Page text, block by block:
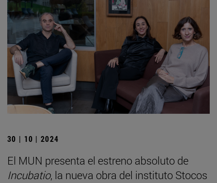
30 | 10 | 2024
El MUN presenta el estreno absoluto de
Incubatio, la nueva obra del instituto Stocos